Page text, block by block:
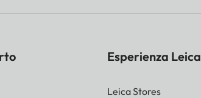
Esperienza Leica
Leica Stores